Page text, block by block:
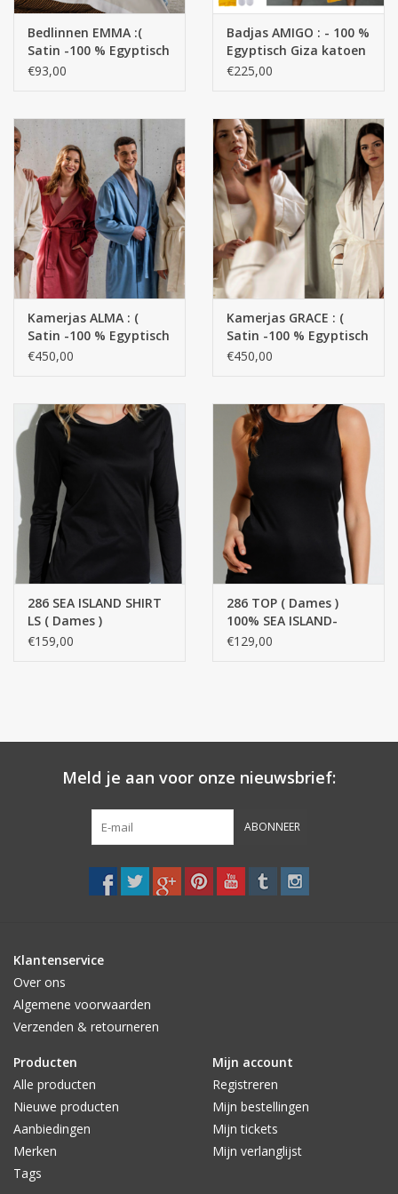
Bedlinnen EMMA :(
Satin -100 % Egyptisch
GIZA katoen- Extra
g/m2
€93,00
Badjas AMIGO : - 100 %
Egyptisch Giza katoen
Extra lange draden /
€225,00
Kamerjas ALMA : (
Satin -100 % Egyptisch
GIZA katoen- Extra
€450,00
Kamerjas GRACE : (
Satin -100 % Egyptisch
GIZA katoen- Extra
€450,00
286 SEA ISLAND SHIRT
LS ( Dames )
€159,00
286 TOP ( Dames )
100% SEA ISLAND-
COTON
€129,00
Meld je aan voor onze nieuwsbrief:
ABONNEER
Klantenservice
Over ons
Algemene voorwaarden
Verzenden & retourneren
Producten
Alle producten
Nieuwe producten
Aanbiedingen
Merken
Tags
Mijn account
Registreren
Mijn bestellingen
Mijn tickets
Mijn verlanglijst